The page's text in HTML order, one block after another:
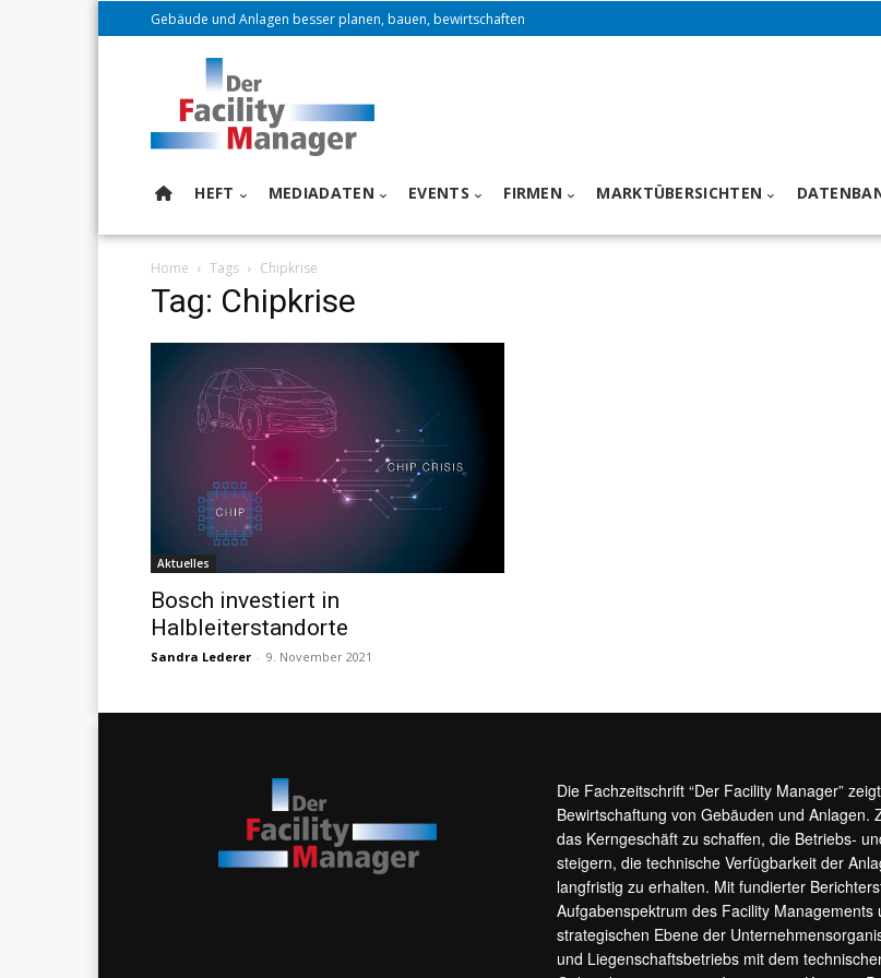
Gebäude und Anlagen besser planen, bauen, bewirtschaften
HEFT MEDIADATEN EVENTS FIRMEN MARKTÜBERSICHTEN
Home Tags Chipkrise
Tag: Chipkrise
Aktuelles
Bosch investiert in
Halbleiterstandorte
Sandra Lederer - 9. November 2021
Die Fachzeitschrift “Der Facility Manager”
Bewirtschaftung von Gebäuden und
das Kerngeschäft zu schaffen, die Betriebs-
steigern, die technische Verfügbarkeit der
langfristig zu erhalten. Mit fundierter
Aufgabenspektrum des Facility
strategischen Ebene der
und Liegenschaftsbetriebs mit dem